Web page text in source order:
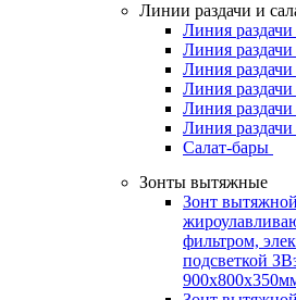
Линии раздачи и
Линия
Линия
Линия
Линия
Линия
Линия раздачи
Салат-бары
Зонты вытяжные
Зонт
фильтром,
подсветкой